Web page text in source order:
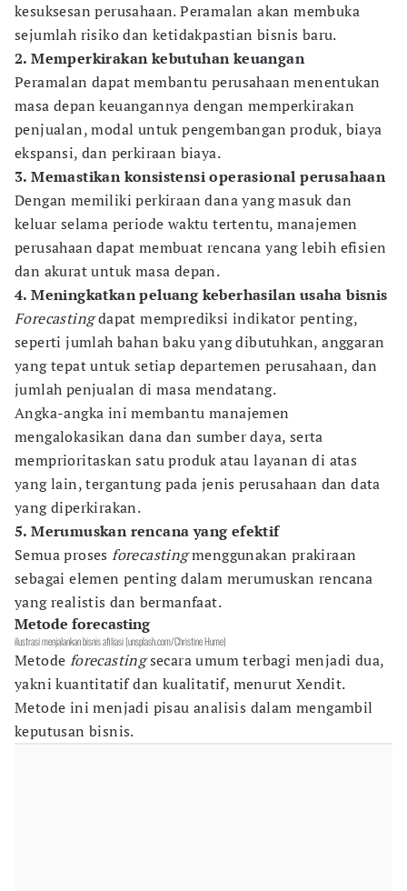
kesuksesan perusahaan. Peramalan akan membuka
sejumlah risiko dan ketidakpastian bisnis baru.
2. Memperkirakan kebutuhan keuangan
Peramalan dapat membantu perusahaan menentukan
masa depan keuangannya dengan memperkirakan
penjualan, modal untuk pengembangan produk, biaya
ekspansi, dan perkiraan biaya.
3. Memastikan konsistensi operasional perusahaan
Dengan memiliki perkiraan dana yang masuk dan
keluar selama periode waktu tertentu, manajemen
perusahaan dapat membuat rencana yang lebih efisien
dan akurat untuk masa depan.
4. Meningkatkan peluang keberhasilan usaha bisnis
Forecastingdapat memprediksi indikator penting,
seperti jumlah bahan baku yang dibutuhkan, anggaran
yang tepat untuk setiap departemen perusahaan, dan
jumlah penjualan di masa mendatang.
Angka-angka ini membantu manajemen
mengalokasikan dana dan sumber daya, serta
memprioritaskan satu produk atau layanan di atas
yang lain, tergantung pada jenis perusahaan dan data
yang diperkirakan.
5. Merumuskan rencana yang efektif
Semua prosesforecastingmenggunakan prakiraan
sebagai elemen penting dalam merumuskan rencana
yang realistis dan bermanfaat.
Metode forecasting
ilustrasi menjalankan bisnis afiliasi (unsplash.com/Christine Hume)
Metode forecastingsecara umum terbagi menjadi dua,
yakni kuantitatif dan kualitatif, menurut Xendit.
Metode ini menjadi pisau analisis dalam mengambil
keputusan bisnis.